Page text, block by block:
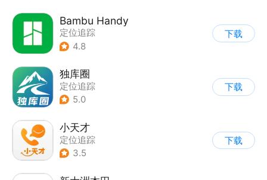
Bambu Handy
定位追踪
4.8
下载
独库圈
定位追踪
5.0
下载
小天才
定位追踪
3.5
下载